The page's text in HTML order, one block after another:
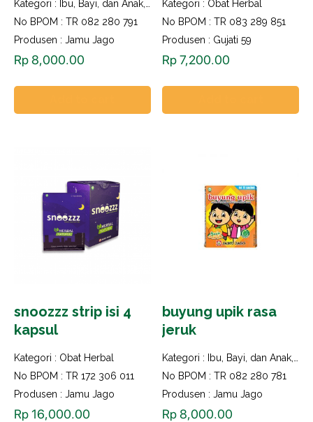
Kategori : Ibu, Bayi, dan Anak
Imun Booster
No BPOM : TR 082 280 791
Produsen : Jamu Jago
Rp8,000.00
Kategori : Obat Herbal
No BPOM : TR 083 289 851
Produsen : Gujati 59
Rp7,200.00
snoozzz strip isi 4
kapsul
Kategori : Obat Herbal
No BPOM : TR 172 306 011
Produsen : Jamu Jago
Rp16,000.00
buyung upik rasa
jeruk
Kategori : Ibu, Bayi, dan Anak
No BPOM : TR 082 280 781
Produsen : Jamu Jago
Rp8,000.00